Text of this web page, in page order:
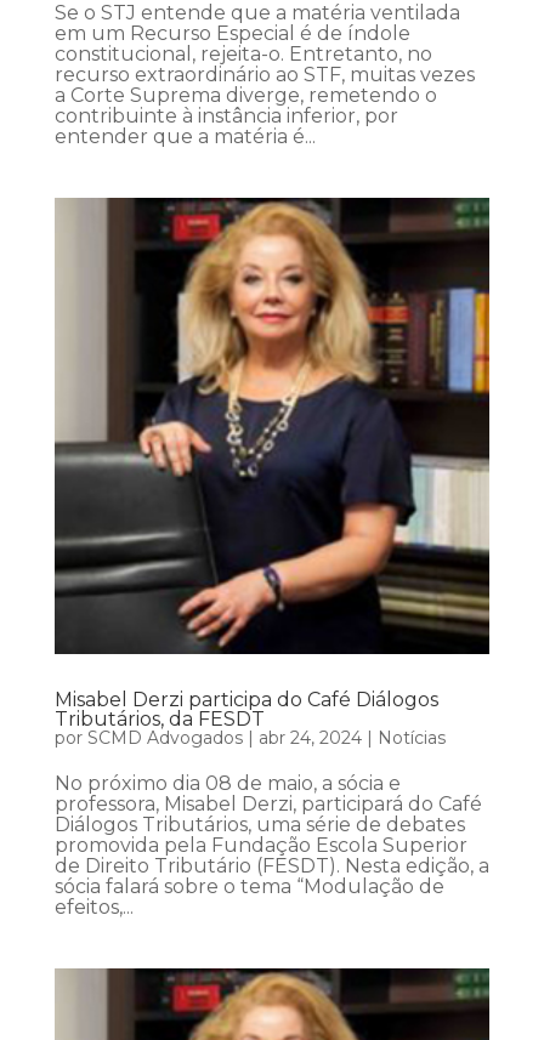
Se o STJ entende que a matéria ventilada
em um Recurso Especial é de índole
constitucional, rejeita-o. Entretanto, no
recurso extraordinário ao STF, muitas vezes
a Corte Suprema diverge, remetendo o
contribuinte à instância inferior, por
entender que a matéria é...
Misabel Derzi participa do Café Diálogos
Tributários, da FESDT
por SCMD Advogados| abr 24, 2024| Notícias
No próximo dia 08 de maio, a sócia e
professora, Misabel Derzi, participará do Café
Diálogos Tributários, uma série de debates
promovida pela Fundação Escola Superior
de Direito Tributário (FESDT). Nesta edição, a
sócia falará sobre o tema “Modulação de
efeitos,...